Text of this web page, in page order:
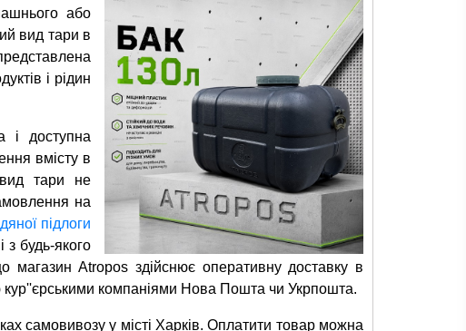
або
вид тари в
і рідин
і доступна
вмісту в
вид тари не
на
підлоги
з будь-якого
магазин Atropos здійснює оперативну доставку в
кур''єрськими компаніями Нова Пошта чи Укрпошта.
самовивозу у місті Харків. Оплатити товар можна